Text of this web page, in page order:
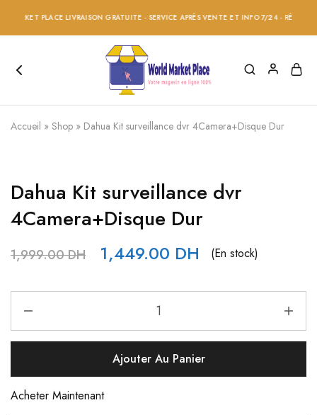
PLACE LIVRAISON GRATUITE - SERVICE APRÈS VENTE ET INFO 7/24 -
Accueil » Shop » Dahua Kit surveillance dvr 4Camera+Disque Dur
Dahua Kit surveillance dvr
4Camera+Disque Dur
1,999.00DH 1,449.00 DH (En stock)
Ajouter Au Panier
Acheter Maintenant